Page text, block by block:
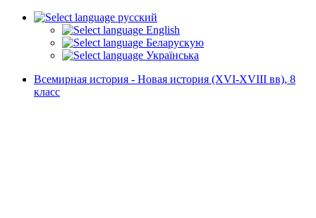
русский
English
Беларускую
Українська
Всемирная история - Новая история (XVI-XVIII вв), 8
класс